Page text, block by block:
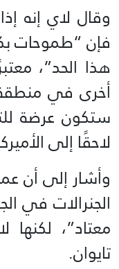
وقال لاي إنه
فإن “طموحات
هذا الحد”،
أخرى في منطقة
ستكون عرضة
لاحقًا إلى
وأشار إلى أن
الجنرالات في
معتاد”،
تايوان.